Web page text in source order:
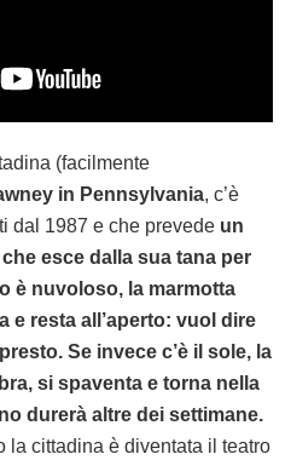
(facilmente
in Pennsylvania, c’è
dal 1987 e che prevede un
esce dalla sua tana per
è nuvoloso, la marmotta
e resta all’aperto: vuol dire
Se invece c’è il sole, la
si spaventa e torna nella
durerà altre dei settimane.
la cittadina è diventata il teatro